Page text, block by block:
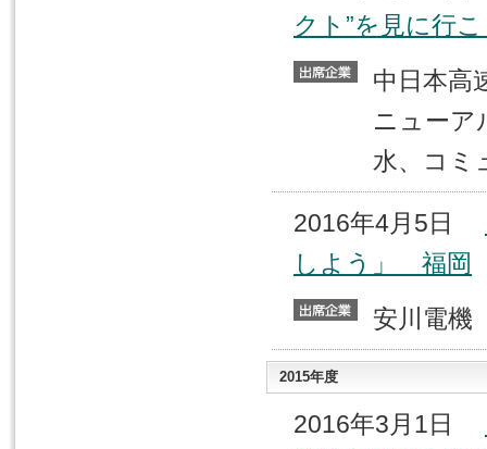
クト”を見に行
中日本
ニューア
水、コミ
2016年4月5日
しよう」 福岡
安川電
2015年度
2016年3月1日